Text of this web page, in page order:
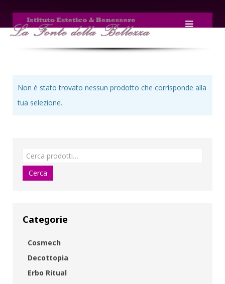
Non è stato trovato nessun prodotto che corrisponde alla
tua selezione.
Categorie
Cosmech
Decottopia
Erbo Ritual